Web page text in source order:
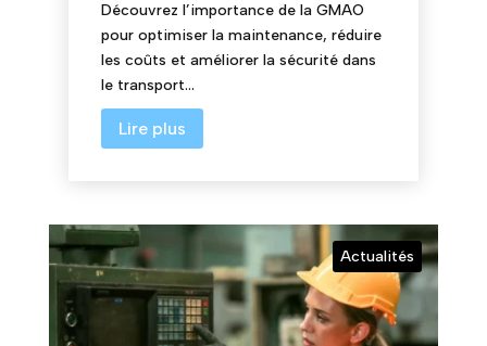
Découvrez l’importance de la GMAO
pour optimiser la maintenance, réduire
les coûts et améliorer la sécurité dans
le transport...
Lire plus
Actualités